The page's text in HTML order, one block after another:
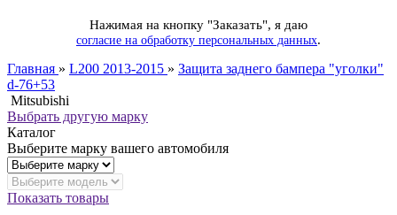
Нажимая на кнопку "Заказать", я даю
согласие на обработку персональных данных.
Главная » L200 2013-2015 » Защита заднего бампера "уголки"
d-76+53
Mitsubishi
Выбрать другую марку
Каталог
Выберите марку вашего автомобиля
Показать товары